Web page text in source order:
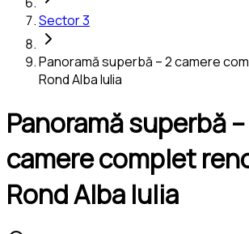
Sector 3
Panoramă superbă – 2 camere
Rond Alba Iulia
Panoramă superbă
camere complet
Rond Alba Iulia